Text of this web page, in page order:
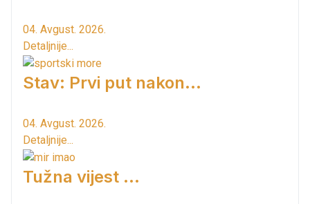
04. Avgust. 2026.
Detaljnije...
Stav: Prvi put nakon…
04. Avgust. 2026.
Detaljnije...
Tužna vijest ...